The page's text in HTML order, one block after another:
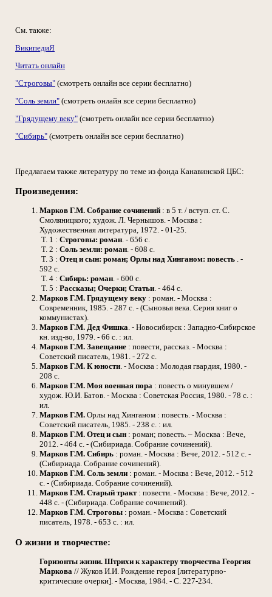
См. также:
ВикипедиЯ
Читать онлайн
"Строговы" (смотреть онлайн все серии бесплатно)
"Соль земли" (смотреть онлайн все серии бесплатно)
"Грядущему веку" (смотреть онлайн все серии бесплатно)
"Сибирь" (смотреть онлайн все серии бесплатно)
Предлагаем также литературу по теме из фонда Канавинской ЦБС:
Произведения:
Марков Г.М. Собрание сочинений : в 5 т. / вступ. ст. С.
Смоляницкого; худож. Л. Чернышов. - Москва :
Художественная литература, 1972. - 01-25.
Т. 1 : Строговы: роман. - 656 с.
Т. 2 : Соль земли: роман. - 608 с.
Т. 3 : Отец и сын: роман; Орлы над Хинганом: повесть . -
592 с.
Т. 4 : Сибирь: роман. - 600 с.
Т. 5 : Рассказы; Очерки; Статьи. - 464 с.
Марков Г.М. Грядущему веку : роман. - Москва :
Современник, 1985. - 287 с. - (Сыновья века. Серия книг о
коммунистах).
Марков Г.М. Дед Фишка. - Новосибирск : Западно-Сибирское
кн. изд-во, 1979. - 66 с. : ил.
Марков Г.М. Завещание : повести, рассказ. - Москва :
Советский писатель, 1981. - 272 с.
Марков Г.М. К юности. - Москва : Молодая гвардия, 1980. -
208 с.
Марков Г.М. Моя военная пора : повесть о минувшем /
худож. Ю.И. Батов. - Москва : Советская Россия, 1980. - 78 с. :
ил.
Марков Г.М. Орлы над Хинганом : повесть. - Москва :
Советский писатель, 1985. - 238 с. : ил.
Марков Г.М. Отец и сын : роман; повесть. – Москва : Вече,
2012. - 464 с. - (Сибириада. Собрание сочинений).
Марков Г.М. Сибирь : роман. - Москва : Вече, 2012. - 512 с. -
(Сибириада. Собрание сочинений).
Марков Г.М. Соль земли : роман. - Москва : Вече, 2012. - 512
с. - (Сибириада. Собрание сочинений).
Марков Г.М. Старый тракт: повести. - Москва : Вече, 2012. -
448 с. - (Сибириада. Собрание сочинений).
Марков Г.М. Строговы : роман. - Москва : Советский
писатель, 1978. - 653 с. : ил.
О жизни и творчестве:
Горизонты жизни. Штрихи к характеру творчества Георгия
Маркова // Жуков И.И. Рождение героя [литературно-
критические очерки]. - Москва, 1984. - С. 227-234.